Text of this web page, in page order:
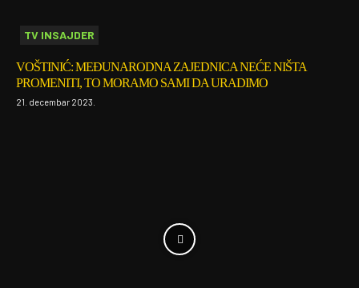
TV INSAJDER
VOŠTINIĆ: MEĐUNARODNA ZAJEDNICA NEĆE NIŠTA
PROMENITI, TO MORAMO SAMI DA URADIMO
21. decembar 2023.